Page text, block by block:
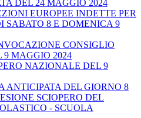
DEL 24 MAGGIO 2024
EUROPEE INDETTE PER
SABATO 8 E DOMENICA 9
CONSIGLIO
MAGGIO 2024
NAZIONALE DEL 9
ANTICIPATA DEL GIORNO 8
SCIOPERO DEL
- SCUOLA